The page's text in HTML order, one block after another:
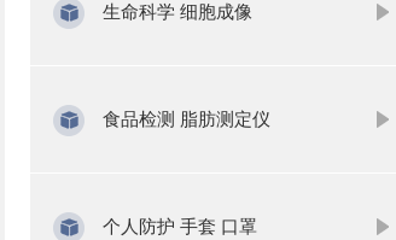
生命科学 细胞成像
食品检测 脂肪测定仪
个人防护 手套 口罩